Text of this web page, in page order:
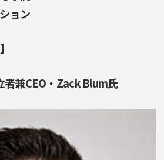
ョン
兼CEO・Zack Blum氏